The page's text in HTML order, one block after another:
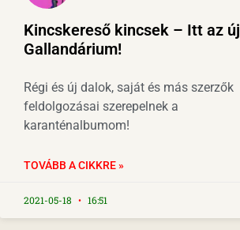
Kincskereső kincsek – Itt az új
Gallandárium!
Régi és új dalok, saját és más szerzők
feldolgozásai szerepelnek a
karanténalbumom!
TOVÁBB A CIKKRE »
2021-05-18 16:51